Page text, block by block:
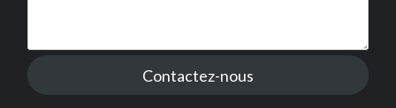
Contactez-nous